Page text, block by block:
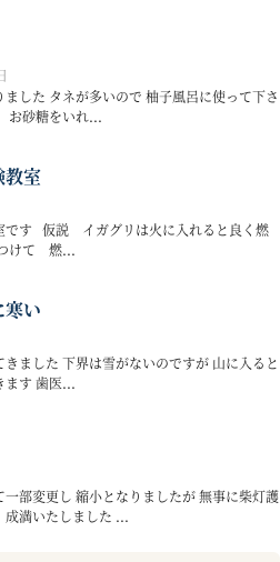
した タネが多いので 柚子風呂に使って下さ
砂糖をいれ...
教室
です 仮説 イガグリは火に入れると良く燃
けて 燃...
い
ました 下界は雪がないのですが 山に入ると
ます 歯医...
一部変更し 縮小となりましたが 無事に柴灯護
満いたしました ...